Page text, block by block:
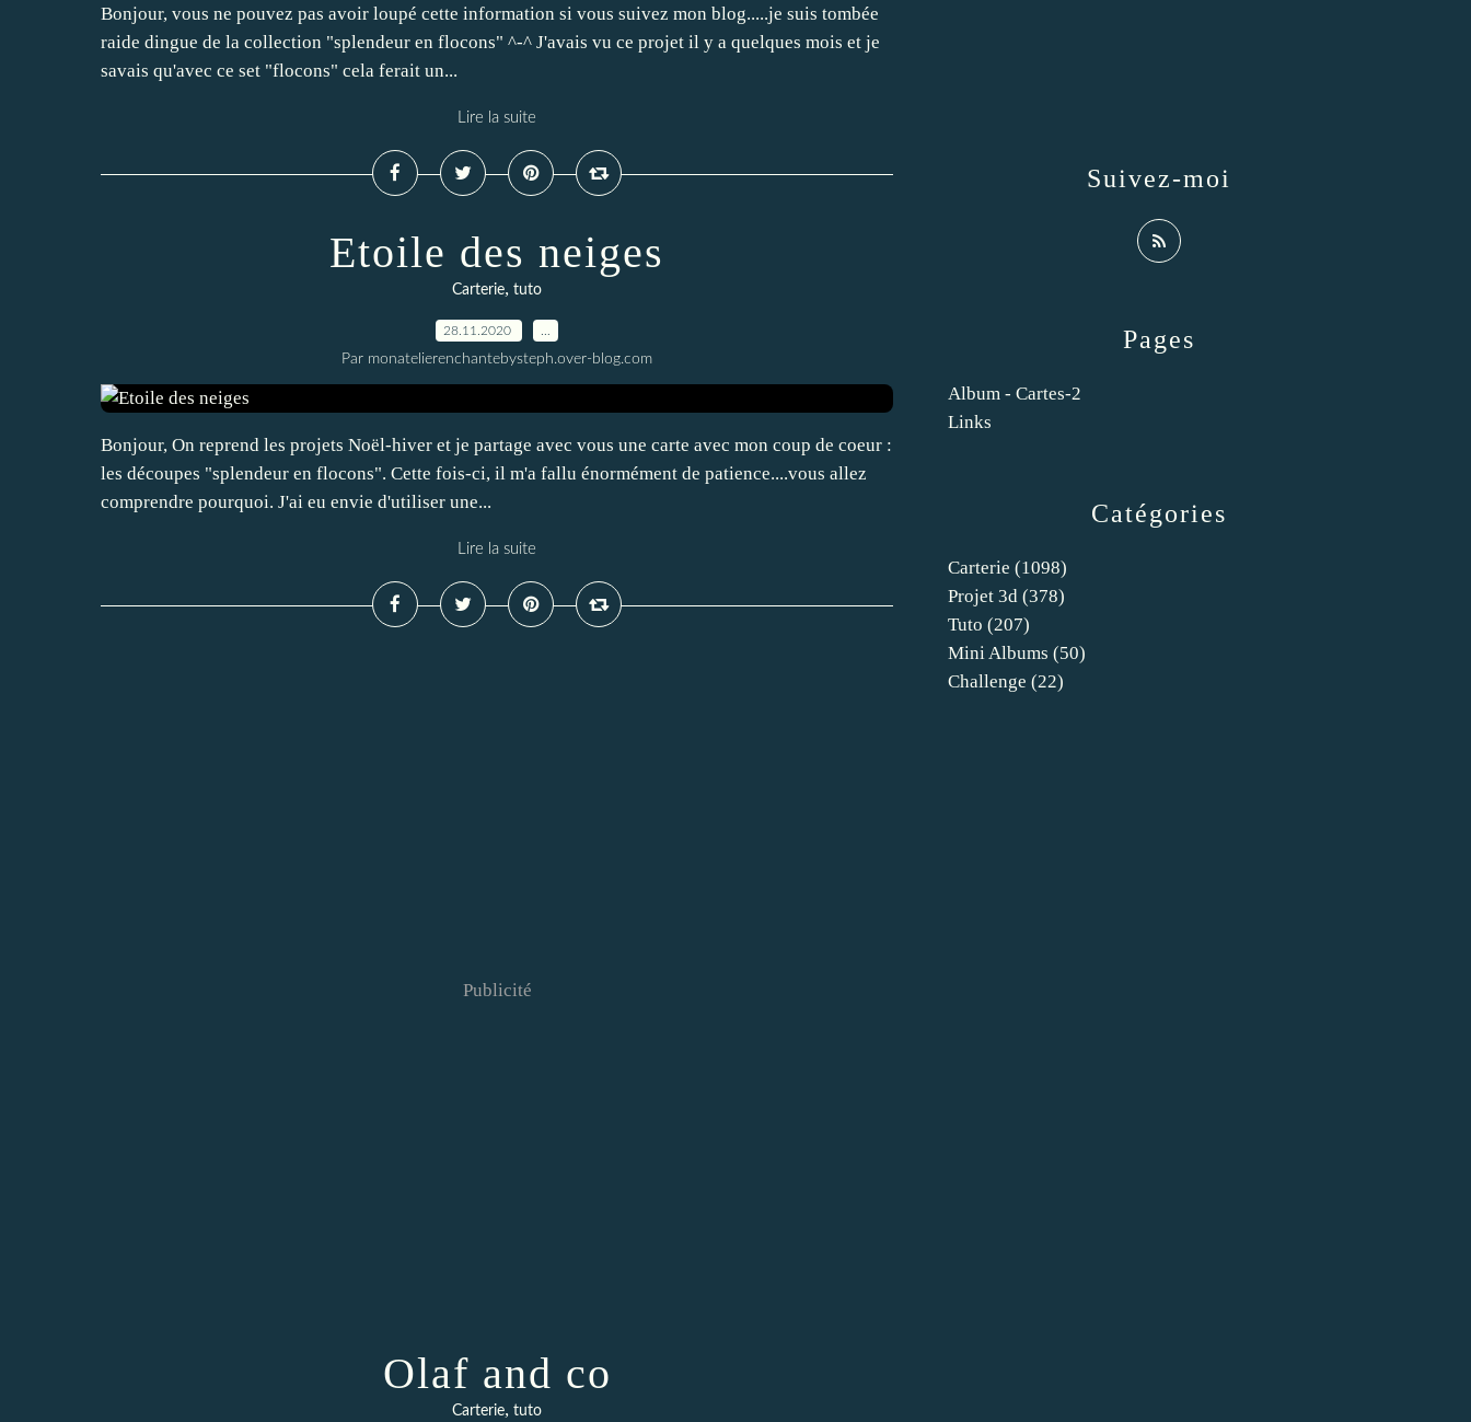
Bonjour, vous ne pouvez pas avoir loupé cette information si vous suivez mon blog.....je suis tombée
raide dingue de la collection "splendeur en flocons" ^-^ J'avais vu ce projet il y a quelques mois et je
savais qu'avec ce set "flocons" cela ferait un...
Lire la suite
Etoile des neiges
Carterie, tuto
28.11.2020
Par monatelierenchantebysteph.over-blog.com
Bonjour, On reprend les projets Noël-hiver et je partage avec vous une carte avec mon coup de coeur :
les découpes "splendeur en flocons". Cette fois-ci, il m'a fallu énormément de patience....vous allez
comprendre pourquoi. J'ai eu envie d'utiliser une...
Lire la suite
Publicité
Olaf and co
Carterie, tuto
Catégories
Carterie (1098)
Projet 3d (378)
Tuto (207)
Mini Albums (50)
Challenge (22)
Pages
Album - Cartes-2
Links
Suivez-moi